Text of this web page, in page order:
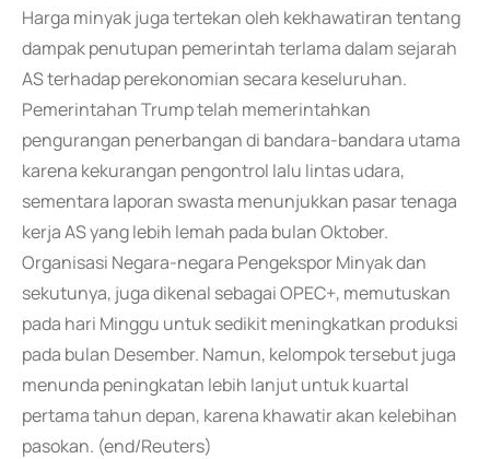
Harga minyak juga tertekan oleh kekhawatiran tentang
dampak penutupan pemerintah terlama dalam sejarah
AS terhadap perekonomian secara keseluruhan.
Pemerintahan Trump telah memerintahkan
pengurangan penerbangan di bandara-bandara utama
karena kekurangan pengontrol lalu lintas udara,
sementara laporan swasta menunjukkan pasar tenaga
kerja AS yang lebih lemah pada bulan Oktober.
Organisasi Negara-negara Pengekspor Minyak dan
sekutunya, juga dikenal sebagai OPEC+, memutuskan
pada hari Minggu untuk sedikit meningkatkan produksi
pada bulan Desember. Namun, kelompok tersebut juga
menunda peningkatan lebih lanjut untuk kuartal
pertama tahun depan, karena khawatir akan kelebihan
pasokan. (end/Reuters)